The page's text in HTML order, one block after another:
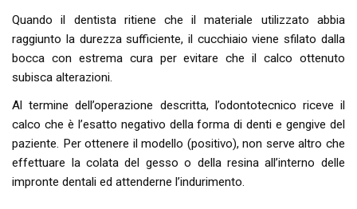
Quando il dentista ritiene che il materiale utilizzato abbia
raggiunto la durezza sufficiente, il cucchiaio viene sfilato dalla
bocca con estrema cura per evitare che il calco ottenuto
subisca alterazioni.
Al termine dell’operazione descritta, l’odontotecnico riceve il
calco che è l’esatto negativo della forma di denti e gengive del
paziente. Per ottenere il modello (positivo), non serve altro che
effettuare la colata del gesso o della resina all’interno delle
impronte dentali ed attenderne l’indurimento.